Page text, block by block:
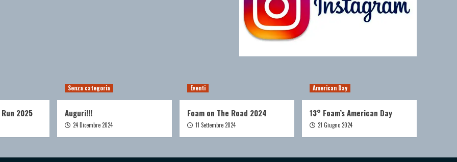
2025
Senza categoria
Auguri!!!
24 Dicembre 2024
Eventi
Foam on The Road 2024
11 Settembre 2024
American Day
13° Foam’s American Day
21 Giugno 2024